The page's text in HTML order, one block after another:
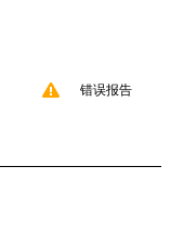
错误报告